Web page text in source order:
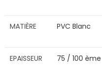
MATIÈRE PVC Blanc
EPAISSEUR 75 / 100 ème